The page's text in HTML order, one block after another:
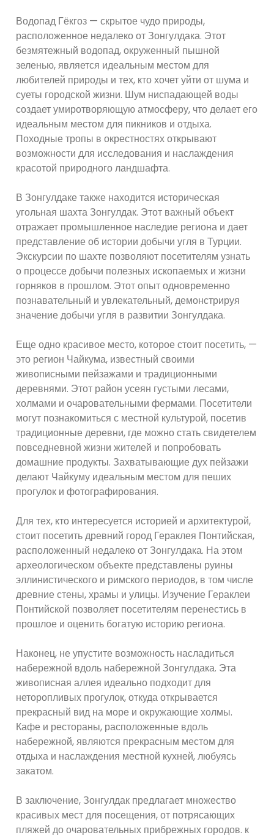
Водопад Гёкгоз — скрытое чудо природы,
расположенное недалеко от Зонгулдака. Этот
безмятежный водопад, окруженный пышной
зеленью, является идеальным местом для
любителей природы и тех, кто хочет уйти от шума и
суеты городской жизни. Шум ниспадающей воды
создает умиротворяющую атмосферу, что делает его
идеальным местом для пикников и отдыха.
Походные тропы в окрестностях открывают
возможности для исследования и наслаждения
красотой природного ландшафта.
В Зонгулдаке также находится историческая
угольная шахта Зонгулдак. Этот важный объект
отражает промышленное наследие региона и дает
представление об истории добычи угля в Турции.
Экскурсии по шахте позволяют посетителям узнать
о процессе добычи полезных ископаемых и жизни
горняков в прошлом. Этот опыт одновременно
познавательный и увлекательный, демонстрируя
значение добычи угля в развитии Зонгулдака.
Еще одно красивое место, которое стоит посетить, —
это регион Чайкума, известный своими
живописными пейзажами и традиционными
деревнями. Этот район усеян густыми лесами,
холмами и очаровательными фермами. Посетители
могут познакомиться с местной культурой, посетив
традиционные деревни, где можно стать свидетелем
повседневной жизни жителей и попробовать
домашние продукты. Захватывающие дух пейзажи
делают Чайкуму идеальным местом для пеших
прогулок и фотографирования.
Для тех, кто интересуется историей и архитектурой,
стоит посетить древний город Гераклея Понтийская,
расположенный недалеко от Зонгулдака. На этом
археологическом объекте представлены руины
эллинистического и римского периодов, в том числе
древние стены, храмы и улицы. Изучение Гераклеи
Понтийской позволяет посетителям перенестись в
прошлое и оценить богатую историю региона.
Наконец, не упустите возможность насладиться
набережной вдоль набережной Зонгулдака. Эта
живописная аллея идеально подходит для
неторопливых прогулок, откуда открывается
прекрасный вид на море и окружающие холмы.
Кафе и рестораны, расположенные вдоль
набережной, являются прекрасным местом для
отдыха и наслаждения местной кухней, любуясь
закатом.
В заключение, Зонгулдак предлагает множество
красивых мест для посещения, от потрясающих
пляжей до очаровательных прибрежных городов. к